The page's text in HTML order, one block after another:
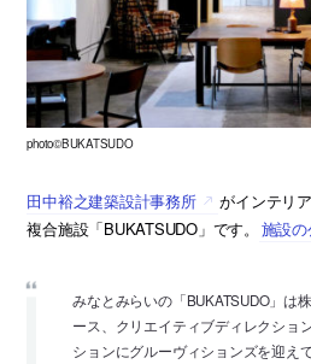
photo©BUKATSUDO
田中裕之建築設計事務所
がインテリ
複合施設「BUKATSUDO」です。 施設
みなとみらいの「BUKATSUDO」は
ース、クリエイティブディレクショ
ションにグルーヴィションズを迎え